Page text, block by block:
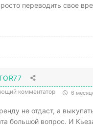
переводить свое
комментатор 6
не отдаст, а
большой вопрос. И